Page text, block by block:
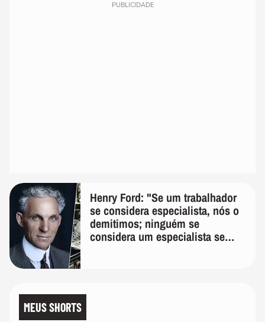
PUBLICIDADE
Henry Ford: "Se um trabalhador
se considera especialista, nós o
demitimos; ninguém se
considera um especialista se
MEUS SHORTS